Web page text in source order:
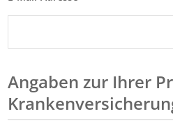
MM
JJJJ
Angaben zur Ihrer